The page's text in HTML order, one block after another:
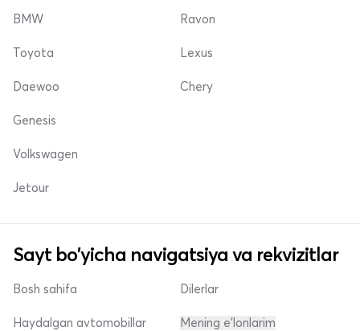
BMW
Toyota
Daewoo
Ravon
Lexus
Chery
Genesis
Volkswagen
Jetour
Sayt bo'yicha navigatsiya va rekvizitlar
Bosh sahifa
Haydalgan avtomobillar
Dilerlar
Mening e'lonlarim